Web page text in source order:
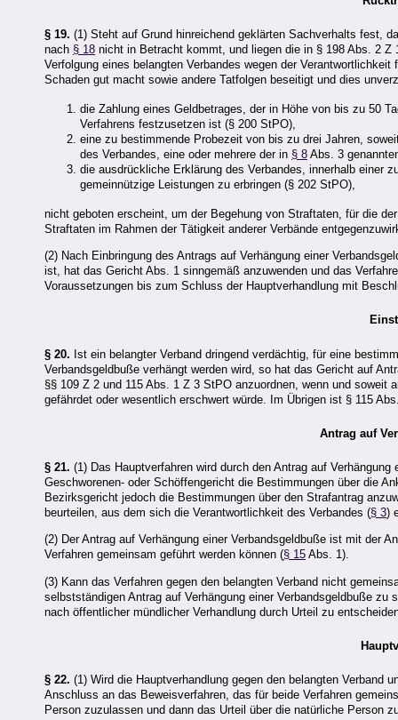
§ 19. (1) Steht auf Grund hinreichend geklärten Sachverhalts fest,
nach § 18 nicht in Betracht kommt, und liegen die in § 198 Abs. 2 Z
Verfolgung eines belangten Verbandes wegen der
Schaden gut macht sowie andere Tatfolgen beseitigt und dies
die Zahlung eines Geldbetrages, der in Höhe von bis zu 50
Verfahrens festzusetzen ist (§ 200 StPO),
eine zu bestimmende Probezeit von bis zu drei Jahren,
des Verbandes, eine oder mehrere der in § 8 Abs. 3
die ausdrückliche Erklärung des Verbandes, innerhalb einer
gemeinnützige Leistungen zu erbringen (§ 202 StPO),
nicht geboten erscheint, um der Begehung von Straftaten, für die
Straftaten im Rahmen der Tätigkeit anderer Verbände
(2) Nach Einbringung des Antrags auf Verhängung einer
ist, hat das Gericht Abs. 1 sinngemäß anzuwenden und das
Voraussetzungen bis zum Schluss der Hauptverhandlung mit
§ 20. Ist ein belangter Verband dringend verdächtig, für eine
Verbandsgeldbuße verhängt werden wird, so hat das Gericht auf
§§ 109 Z 2 und 115 Abs. 1 Z 3 StPO anzuordnen, wenn und
gefährdet oder wesentlich erschwert würde. Im Übrigen ist § 115
Antrag auf
§ 21. (1) Das Hauptverfahren wird durch den Antrag auf
Geschworenen- oder Schöffengericht die Bestimmungen über die
Bezirksgericht jedoch die Bestimmungen über den Strafantrag
beurteilen, aus dem sich die Verantwortlichkeit des Verbandes (§ 3)
(2) Der Antrag auf Verhängung einer Verbandsgeldbuße ist mit der
Verfahren gemeinsam geführt werden können (§ 15 Abs. 1).
(3) Kann das Verfahren gegen den belangten Verband nicht
selbstständigen Antrag auf Verhängung einer Verbandsgeldbuße
nach öffentlicher mündlicher Verhandlung durch Urteil zu
§ 22. (1) Wird die Hauptverhandlung gegen den belangten Verband
Anschluss an das Beweisverfahren, das für beide Verfahren
Person zuzulassen und dann das Urteil über die natürliche Person